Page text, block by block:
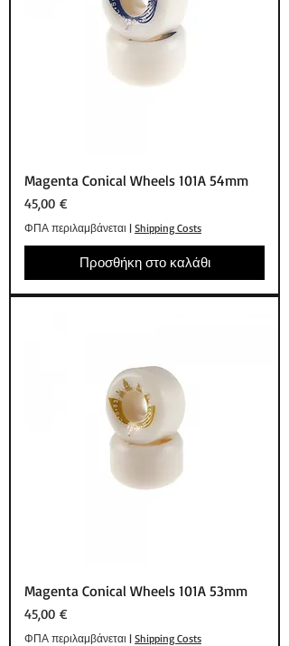
Magenta Conical Wheels 101A 54mm
Τιμή
45,00 €
ΦΠΑ περιλαμβάνεται | Shipping Costs
Προσθήκη στο καλάθι
Magenta Conical Wheels 101A 53mm
Τιμή
45,00 €
ΦΠΑ περιλαμβάνεται | Shipping Costs